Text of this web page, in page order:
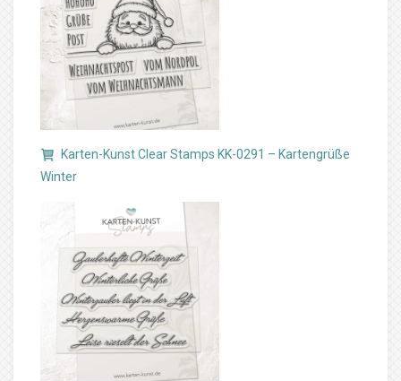
Karten-Kunst Clear Stamps KK-0291 – Kartengrüße
Winter